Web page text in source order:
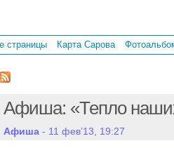
страницы Карта Сарова
Афиша: «Тепло
Афиша - 11 фев’13, 19:27